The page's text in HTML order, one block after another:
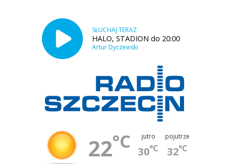
SŁUCHAJ TERAZ
HALO, STADION do 20:00
Artur Dyczewski
22°C jutro
30°C
pojutrze
32°C